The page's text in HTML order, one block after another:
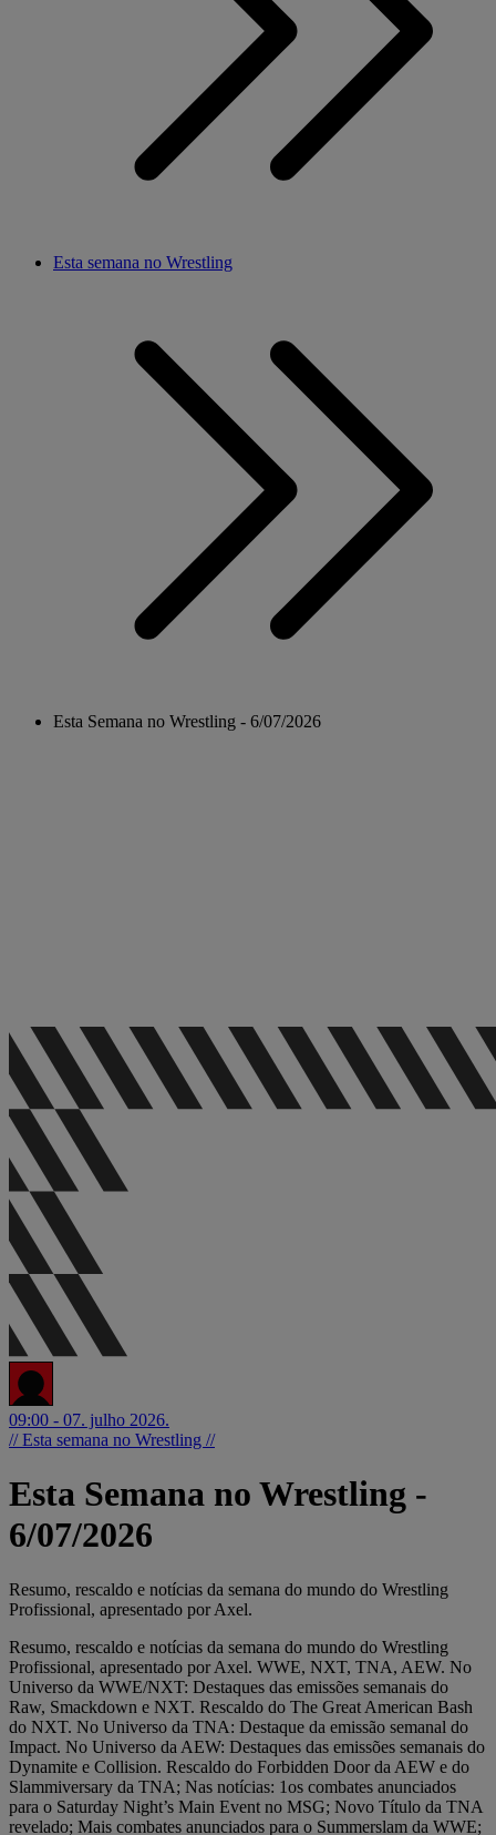
Esta semana no Wrestling
Esta Semana no Wrestling - 6/07/2026
09:00 - 07. julho 2026.
// Esta semana no Wrestling //
Esta Semana no Wrestling -
6/07/2026
Resumo, rescaldo e notícias da semana do mundo do Wrestling
Profissional, apresentado por Axel.
Resumo, rescaldo e notícias da semana do mundo do Wrestling
Profissional, apresentado por Axel. WWE, NXT, TNA, AEW. No
Universo da WWE/NXT: Destaques das emissões semanais do
Raw, Smackdown e NXT. Rescaldo do The Great American Bash
do NXT. No Universo da TNA: Destaque da emissão semanal do
Impact. No Universo da AEW: Destaques das emissões semanais do
Dynamite e Collision. Rescaldo do Forbidden Door da AEW e do
Slammiversary da TNA; Nas notícias: 1os combates anunciados
para o Saturday Night’s Main Event no MSG; Novo Título da TNA
revelado; Mais combates anunciados para o Summerslam da WWE;